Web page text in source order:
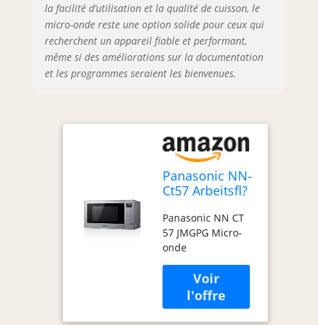
la facilité d’utilisation et la qualité de cuisson, le
micro-onde reste une option solide pour ceux qui
recherchent un appareil fiable et performant,
même si des améliorations sur la documentation
et les programmes seraient les bienvenues.
Panasonic NN-
Ct57 Arbeitsfl?
Mikrowelle 27l
1000w Silber
(nN-
Ct57jmgpg)
Panasonic NN CT
57 JMGPG Micro-
onde